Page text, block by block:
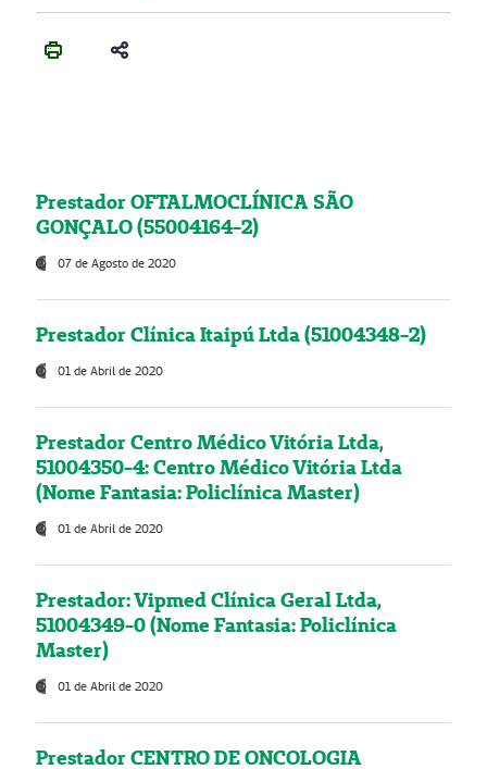
Prestador OFTALMOCLÍNICA SÃO
GONÇALO (55004164-2)
07 de Agosto de 2020
Prestador Clínica Itaipú Ltda (51004348-2)
01 de Abril de 2020
Prestador Centro Médico Vitória Ltda,
51004350-4: Centro Médico Vitória Ltda
(Nome Fantasia: Policlínica Master)
01 de Abril de 2020
Prestador: Vipmed Clínica Geral Ltda,
51004349-0 (Nome Fantasia: Policlínica
Master)
01 de Abril de 2020
Prestador CENTRO DE ONCOLOGIA